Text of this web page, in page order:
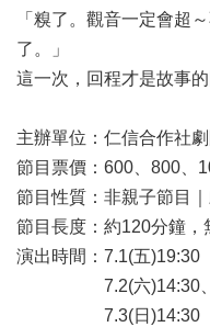
臺
北
藝
文
間
歷
年
文
化
節
「糗了。觀音一定會超
了。」
這一次，回程才是故事的
主辦單位：仁信合作社
節目票價：600、800、
節目性質：非親子節目
節目長度：約120分鐘，
演出時間：7.1(五)19:30
7.2(六)14:30、
7.3(日)14:30